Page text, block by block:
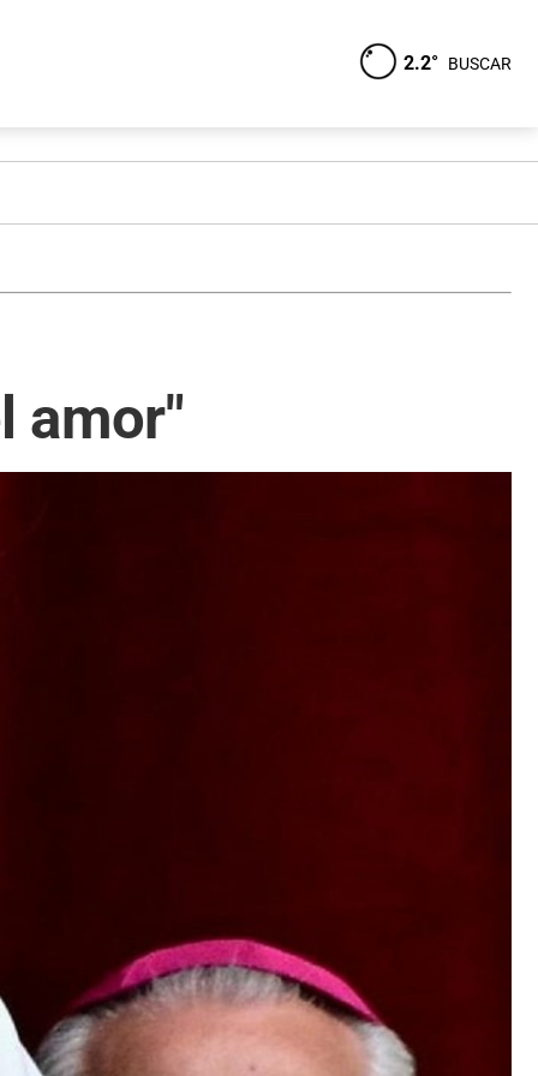
2.2° BUSCAR
amor"